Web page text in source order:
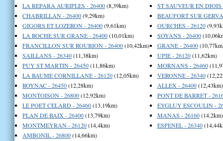
LA REPARA AURIPLES - 26400(8,39km)
CHABRILLAN - 26400(9,29km)
GIGORS ET LOZERON - 26400(9,61km)
LA ROCHE SUR GRANE - 26400(10,01km)
FRANCILLON SUR ROUBION - 26400(10,42km)
SAILLANS - 26340(11,38km)
PUY ST MARTIN - 26450(11,86km)
LA BAUME CORNILLANE - 26120(12,05km)
ROYNAC - 26450(12,28km)
MONTOISON - 26800(12,92km)
LE POET CELARD - 26460(13,19km)
PLAN DE BAIX - 26400(13,79km)
MONTMEYRAN - 26120(14,4km)
AMBONIL - 26800(14,66km)
ST SAUVEUR EN DIOIS
BEAUFORT SUR
OURCHES - 26120
SOYANS - 26400
GRANE - 26400
UPIE - 26120(11,62km)
MORNANS - 26460
VERONNE - 26340
ALLEX - 26400(12,43km)
PONT DE BARRET -
EYGLUY ESCOULIN -
MANAS - 26160(14,2km)
ESPENEL - 26340